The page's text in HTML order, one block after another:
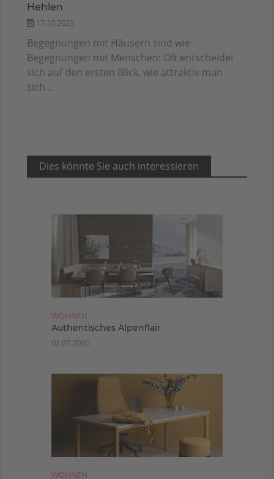
Hehlen
17.10.2023
Begegnungen mit Häusern sind wie
Begegnungen mit Menschen: Oft entscheidet
sich auf den ersten Blick, wie attraktiv man
sich...
Dies könnte Sie auch interessieren
WOHNEN
Authentisches Alpenflair
02.07.2026
WOHNEN